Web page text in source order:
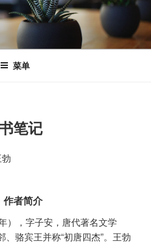
菜单
笔记
作者简介
），字子安，唐代著名文学
骆宾王并称“初唐四杰”。王勃